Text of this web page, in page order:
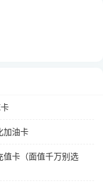
加油卡
值卡（面值千万别选